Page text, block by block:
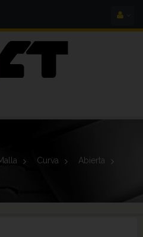
> Curva >
Abierta